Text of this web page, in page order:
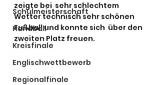
Schulmeisterschaft
Handball
Kreisfinale
Englischwettbewerb
Regionalfinale
zeigte bei  sehr schlechtem
Wetter technisch sehr schönen
Fußball und konnte sich  über den
zweiten Platz freuen.